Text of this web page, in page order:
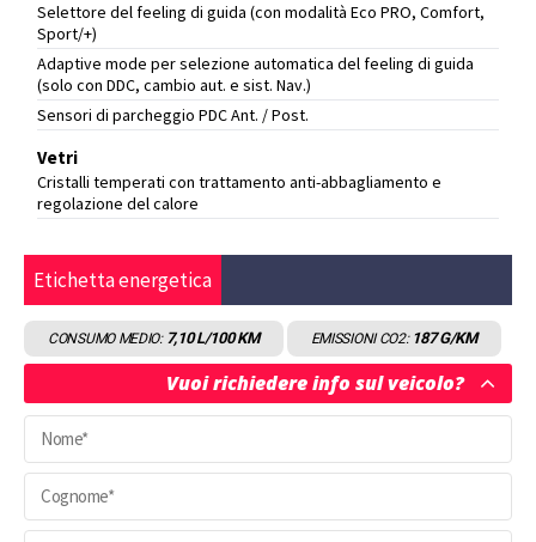
Selettore del feeling di guida (con modalità Eco PRO, Comfort,
Sport/+)
Adaptive mode per selezione automatica del feeling di guida
(solo con DDC, cambio aut. e sist. Nav.)
Sensori di parcheggio PDC Ant. / Post.
Vetri
Cristalli temperati con trattamento anti-abbagliamento e
regolazione del calore
Etichetta energetica
CONSUMO MEDIO: 7,10L/100 KM EMISSIONI CO2: 187G/KM
Vuoi richiedere info sul veicolo?